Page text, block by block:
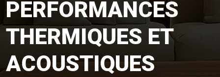
PERFORMANCES
THERMIQUES ET
ACOUSTIQUES